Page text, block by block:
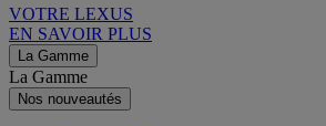
VOTRE LEXUS
EN SAVOIR PLUS
La Gamme
La Gamme
Nos nouveautés